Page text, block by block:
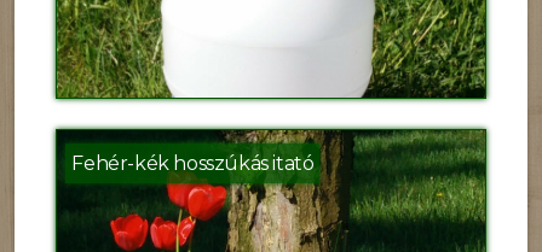
Fehér-kék hosszúkás itató